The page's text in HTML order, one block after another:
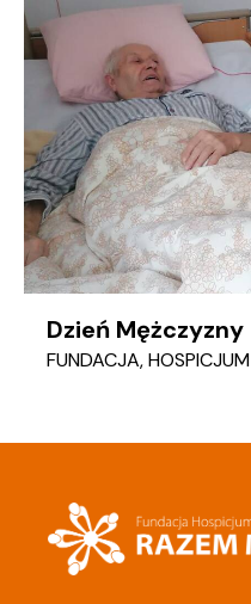
Dzień Mężczyzny
FUNDACJA,HOSPICJUM